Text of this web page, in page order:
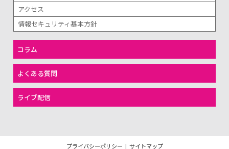
アクセス
情報セキュリティ基本方針
コラム
よくある質問
ライブ配信
プライバシーポリシー | サイトマップ